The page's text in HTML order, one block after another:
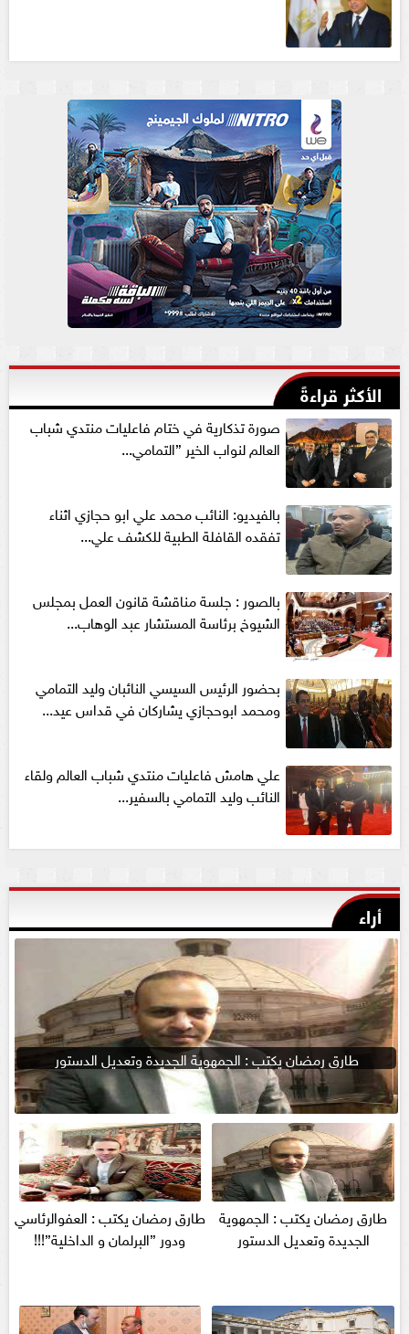
الأكثر قراءةً
صورة تذكارية في ختام فاعليات منتدي شباب
العالم لنواب الخير ”التمامي...
بالفيديو: النائب محمد علي ابو حجازي اثناء
تفقده القافلة الطبية للكشف علي...
بالصور : جلسة مناقشة قانون العمل بمجلس
الشيوخ برئاسة المستشار عبد الوهاب...
بحضور الرئيس السيسي النائبان وليد التمامي
ومحمد ابوحجازي يشاركان في قداس عيد...
علي هامش فاعليات منتدي شباب العالم ولقاء
النائب وليد التمامي بالسفير...
أراء
طارق رمضان يكتب : الجمهوية الجديدة وتعديل الدستور
طارق رمضان يكتب : الجمهوية
الجديدة وتعديل الدستور
طارق رمضان يكتب : العفوالرئاسي
ودور ”البرلمان و الداخلية”!!!